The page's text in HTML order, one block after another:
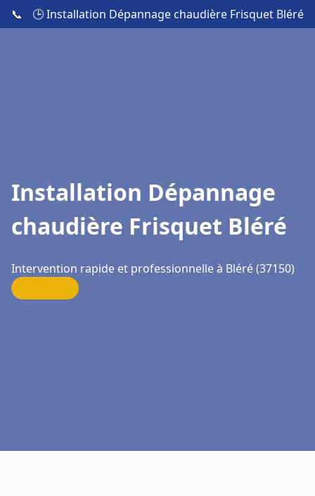
📞 🕒 Installation Dépannage chaudière Frisquet Bléré
Installation Dépannage
chaudière Frisquet Bléré
Intervention rapide et professionnelle à Bléré (37150)